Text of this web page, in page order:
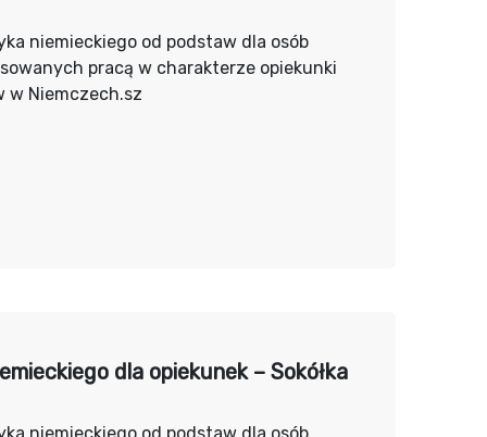
niemieckiego od podstaw dla osób
pracą w charakterze opiekunki
w Niemczech.sz
dla opiekunek – Sokółka